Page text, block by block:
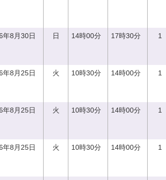
年8月30日 日 14時00分 17時30分 1
年8月25日 火 10時30分 14時00分 1
年8月25日 火 10時30分 14時00分 1
年8月25日 火 10時30分 14時00分 1